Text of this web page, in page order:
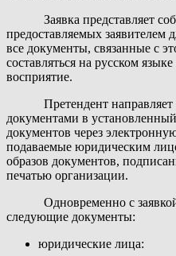
Заявка представляет
предоставляемых заявителем
все документы, связанные с
составляться на русском
восприятие.
Претендент
документами в
документов через
подаваемые юридическим
образов документов,
печатью организации.
Одновременно с
следующие документы:
юридические лица: